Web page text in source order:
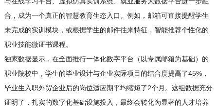
合，成为一个真正的智慧教育生态入口。例如，邮箱可直接提醒学生
未完成的实训模块，或根据学生的邮件往来特征，智能推荐个性化的
职业技能微证书课程。
独家数据显示，在全面推行一体化数字平台（以专属邮箱为基础）的
职业院校中，学生的毕业设计与企业实际项目的结合度提高了45%，
毕业生入职外贸企业后的岗位适应期平均缩短了2个月。这组数据充分
证明了，扎实的数字化基础设施投入，最终会转化为显著的人才培养